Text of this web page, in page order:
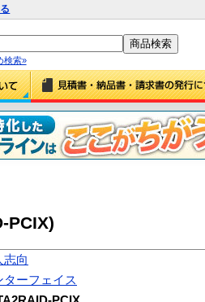
検索»
PCIX)
志向
ターフェイス